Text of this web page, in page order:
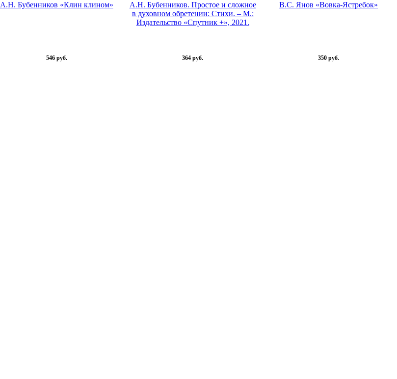
А.Н. Бубенников «Клин клином»
546 руб.
А.Н. Бубенников. Простое и сложное
в духовном обретении: Стихи. – М.:
Издательство «Спутник +», 2021.
364 руб.
В.С. Янов «Вовка-Ястребок»
350 руб.